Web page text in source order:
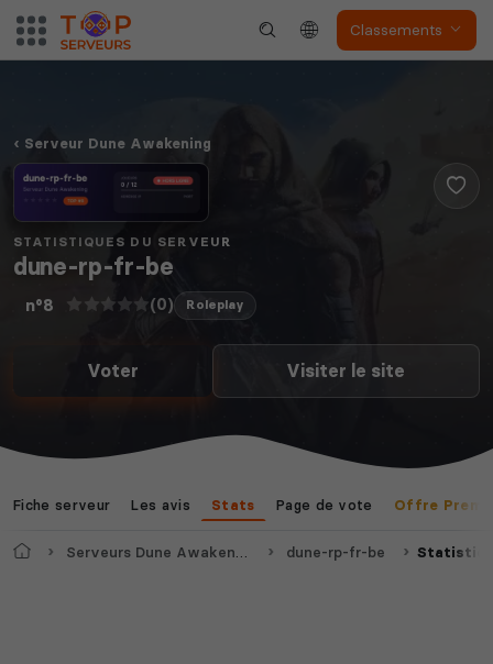
Classements
Serveur Dune Awakening
STATISTIQUES DU SERVEUR
dune-rp-fr-be
n°8 (0) Roleplay
Voter Visiter le site
Fiche serveur Les avis Stats Page de vote Offre
AccueilServeurs Dune Awakening dune-rp-fr-be